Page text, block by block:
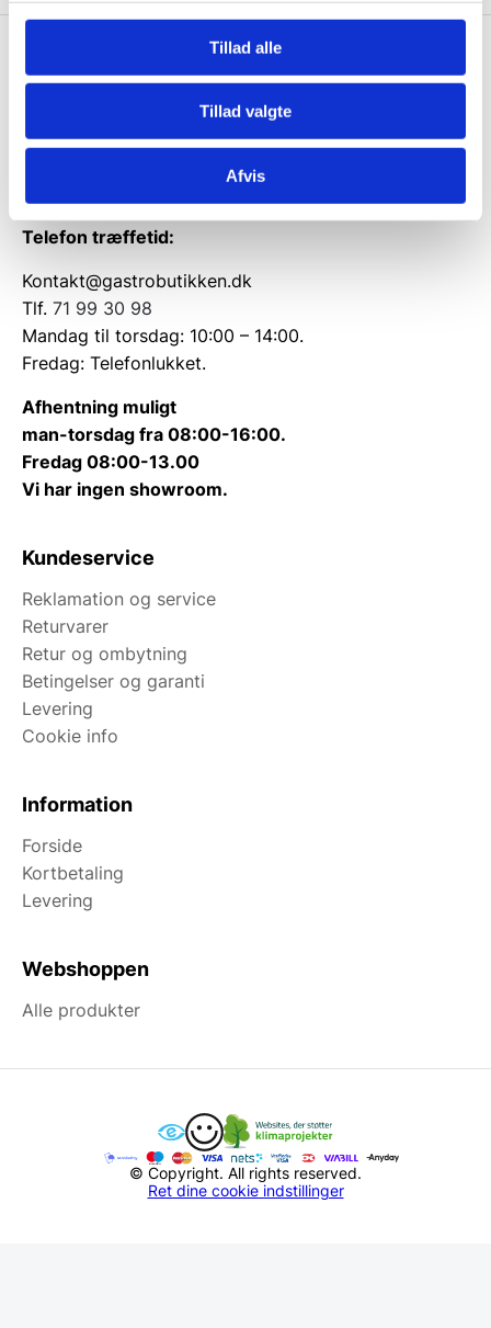
Tillad alle
Tillad valgte
Afvis
Gastrobutikken.dk
Rømersvej 33
Telefon træffetid:
Kontakt@gastrobutikken.dk
Tlf. 71 99 30 98
Mandag til torsdag: 10:00 – 14:00.
Fredag: Telefonlukket.
Afhentning muligt
man-torsdag fra 08:00-16:00.
Fredag 08:00-13.00
Vi har ingen showroom.
Kundeservice
Reklamation og service
Returvarer
Retur og ombytning
Betingelser og garanti
Levering
Cookie info
Information
Forside
Kortbetaling
Levering
Webshoppen
Alle produkter
© Copyright. All rights reserved.
Ret dine cookie indstillinger